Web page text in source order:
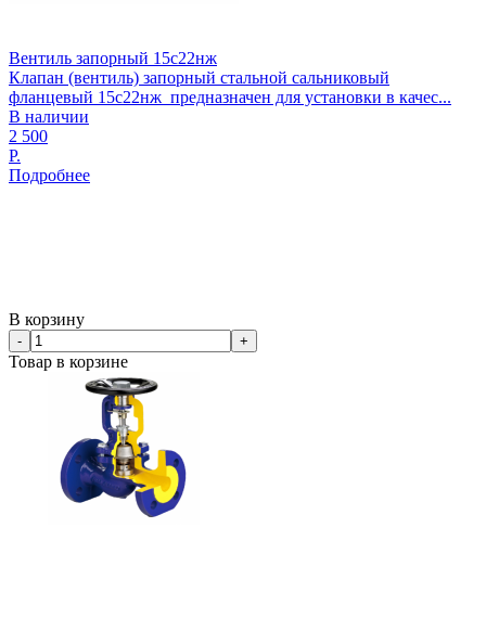
Вентиль запорный 15с22нж
Клапан (вентиль) запорный стальной сальниковый
фланцевый 15с22нж предназначен для установки в качес...
В наличии
2 500
Р.
Подробнее
В корзину
- +
Товар в корзине